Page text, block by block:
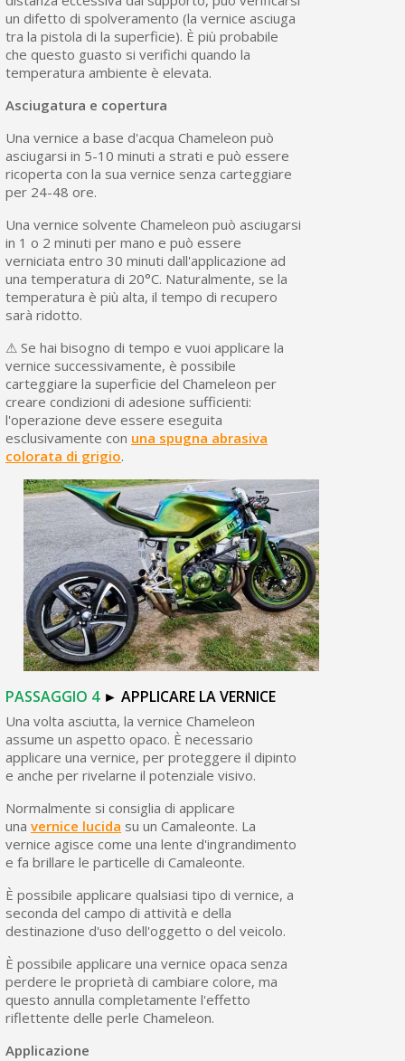
un difetto di spolveramento (la vernice asciuga
tra la pistola di la superficie). È più probabile
che questo guasto si verifichi quando la
temperatura ambiente è elevata.
Asciugatura e copertura
Una vernice a base d'acqua Chameleon può
asciugarsi in 5-10 minuti a strati e può essere
ricoperta con la sua vernice senza carteggiare
per 24-48 ore.
Una vernice solvente Chameleon può asciugarsi
in 1 o 2 minuti per mano e può essere
verniciata entro 30 minuti dall'applicazione ad
una temperatura di 20°C. Naturalmente, se la
temperatura è più alta, il tempo di recupero
sarà ridotto.
⚠ Se hai bisogno di tempo e vuoi applicare la
vernice successivamente, è possibile
carteggiare la superficie del Chameleon per
creare condizioni di adesione sufficienti:
l'operazione deve essere eseguita
esclusivamente con una spugna abrasiva
colorata di grigio.
PASSAGGIO 4► APPLICARE LA VERNICE
Una volta asciutta, la vernice Chameleon
assume un aspetto opaco. È necessario
applicare una vernice, per proteggere il dipinto
e anche per rivelarne il potenziale visivo.
Normalmente si consiglia di applicare
una vernice lucida su un Camaleonte. La
vernice agisce come una lente d'ingrandimento
e fa brillare le particelle di Camaleonte.
È possibile applicare qualsiasi tipo di vernice, a
seconda del campo di attività e della
destinazione d'uso dell'oggetto o del veicolo.
È possibile applicare una vernice opaca senza
perdere le proprietà di cambiare colore, ma
questo annulla completamente l'effetto
riflettente delle perle Chameleon.
Applicazione